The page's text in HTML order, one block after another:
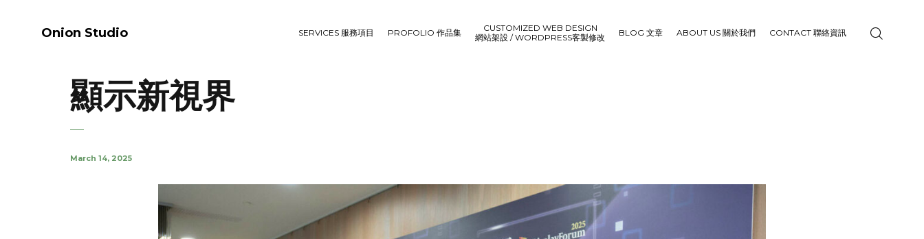
Onion Studio SERVICES 服務項目 PROFOLIO 作品集
CUSTOMIZED WEB DESIGN
網站架設 / WORDPRESS客製修改
BLOG 文章 ABOUT US 關於我們 CONTACT 聯絡資訊
顯示新視界
March 14, 2025